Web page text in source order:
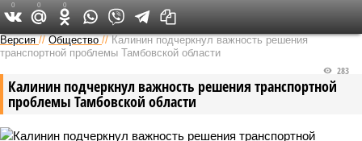
Версия в Тамбове
Версия //Общество //Калинин подчеркнул важность решения
транспортной проблемы Тамбовской области
Калинин подчеркнул важность решения транспортной
проблемы Тамбовской области
283
0 0 0